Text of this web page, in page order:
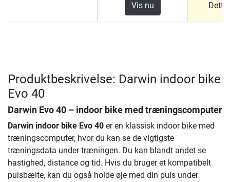
Vis nu Dette
Produktbeskrivelse: Darwin indoor bike
Evo 40
Darwin Evo 40 – indoor bike med træningscomputer
Darwin indoor bike Evo 40 er en klassisk indoor bike med
træningscomputer, hvor du kan se de vigtigste
træningsdata under træningen. Du kan blandt andet se
hastighed, distance og tid. Hvis du bruger et kompatibelt
pulsbælte, kan du også holde øje med din puls under